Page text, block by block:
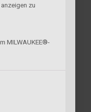
zu
MILWAUKEE®-